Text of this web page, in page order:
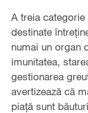
A treia
destinate
numai un organ
imunitatea,
gestionarea
avertizează că
piață sunt